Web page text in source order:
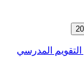
التقويم المدرسي